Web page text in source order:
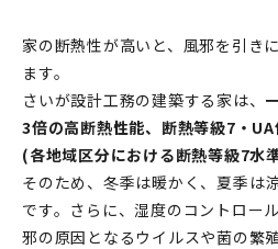
家の断熱性が高いと、風邪を引き
ます。
さいが設計工務の建築する家は、
3倍の高断熱性能、断熱等級7・
(各地域区分における断熱等級7水準
そのため、冬季は暖かく、夏季は
です。さらに、湿度のコントロー
邪の原因となるウイルスや菌の繁